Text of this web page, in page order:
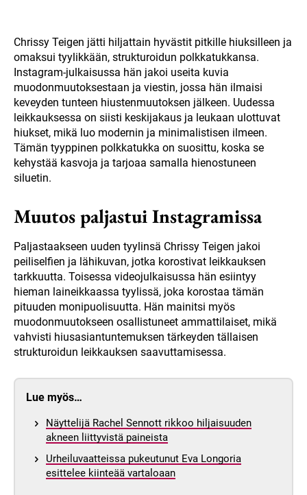
Chrissy Teigen jätti hiljattain hyvästit pitkille hiuksilleen ja
omaksui tyylikkään, strukturoidun polkkatukkansa.
Instagram-julkaisussa hän jakoi useita kuvia
muodonmuutoksestaan ja viestin, jossa hän ilmaisi
keveyden tunteen hiustenmuutoksen jälkeen. Uudessa
leikkauksessa on siisti keskijakaus ja leukaan ulottuvat
hiukset, mikä luo modernin ja minimalistisen ilmeen.
Tämän tyyppinen polkkatukka on suosittu, koska se
kehystää kasvoja ja tarjoaa samalla hienostuneen
siluetin.
Muutos paljastui Instagramissa
Paljastaakseen uuden tyylinsä Chrissy Teigen jakoi
peiliselfien ja lähikuvan, jotka korostivat leikkauksen
tarkkuutta. Toisessa videojulkaisussa hän esiintyy
hieman laineikkaassa tyylissä, joka korostaa tämän
pituuden monipuolisuutta. Hän mainitsi myös
muodonmuutokseen osallistuneet ammattilaiset, mikä
vahvisti hiusasiantuntemuksen tärkeyden tällaisen
strukturoidun leikkauksen saavuttamisessa.
Lue myös…
Näyttelijä Rachel Sennott rikkoo hiljaisuuden
akneen liittyvistä paineista
Urheiluvaatteissa pukeutunut Eva Longoria
esittelee kiinteää vartaloaan